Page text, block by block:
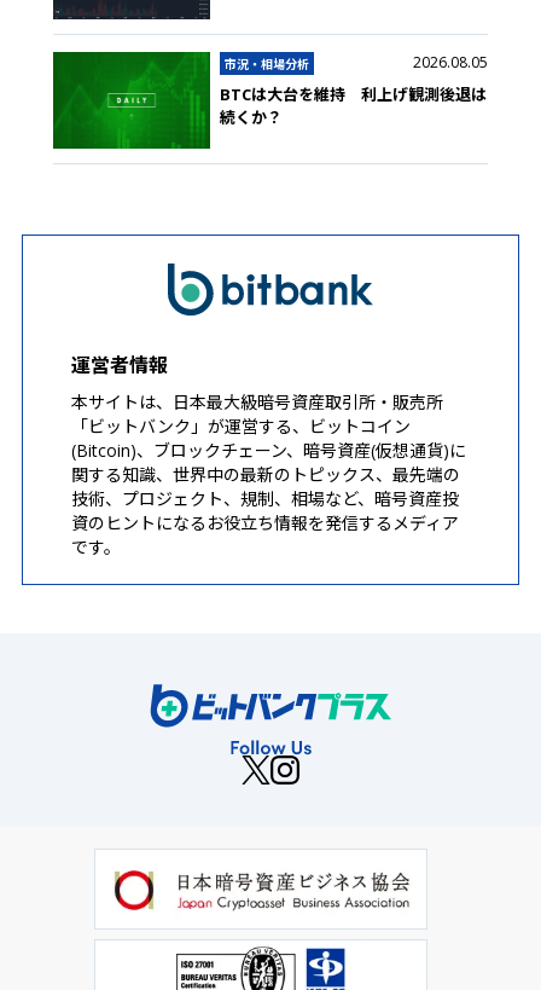
市況・相場分析 2026.08.05
BTCは大台を維持 利上げ観測後退は
続くか？
運営者情報
本サイトは、日本最大級暗号資産取引所・販売所
「ビットバンク」が運営する、ビットコイン
(Bitcoin)、ブロックチェーン、暗号資産(仮想通貨)に
関する知識、世界中の最新のトピックス、最先端の
技術、プロジェクト、規制、相場など、暗号資産投
資のヒントになるお役立ち情報を発信するメディア
です。